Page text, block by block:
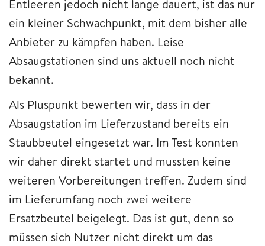
Entleeren jedoch nicht lange dauert, ist das nur
ein kleiner Schwachpunkt, mit dem bisher alle
Anbieter zu kämpfen haben. Leise
Absaugstationen sind uns aktuell noch nicht
bekannt.
Als Pluspunkt bewerten wir, dass in der
Absaugstation im Lieferzustand bereits ein
Staubbeutel eingesetzt war. Im Test konnten
wir daher direkt startet und mussten keine
weiteren Vorbereitungen treffen. Zudem sind
im Lieferumfang noch zwei weitere
Ersatzbeutel beigelegt. Das ist gut, denn so
müssen sich Nutzer nicht direkt um das